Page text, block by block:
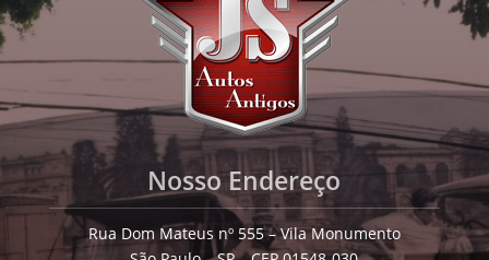
Nosso Endereço
Rua Dom Mateus nº 555 – Vila Monumento